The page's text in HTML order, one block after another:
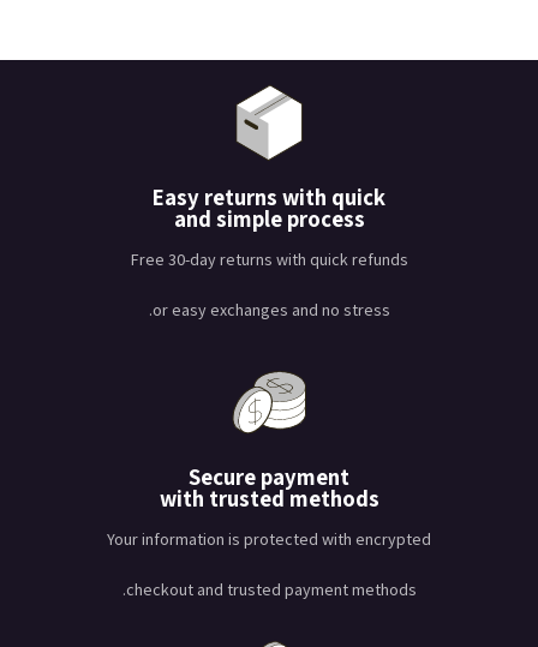
Easy returns with quick
and simple process
Free 30-day returns with quick refunds
or easy exchanges and no stress.
Secure payment
with trusted methods
Your information is protected with encrypted
checkout and trusted payment methods.